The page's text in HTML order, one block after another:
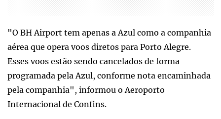
"O BH Airport tem apenas a Azul como a companhia
aérea que opera voos diretos para Porto Alegre.
Esses voos estão sendo cancelados de forma
programada pela Azul, conforme nota encaminhada
pela companhia", informou o Aeroporto
Internacional de Confins.